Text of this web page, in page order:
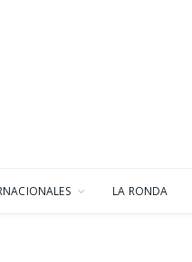
LA RONDA